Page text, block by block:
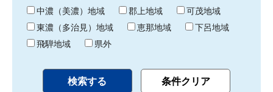
中濃（美濃）地域
郡上地域
可茂地域
東濃（多治見）地域
恵那地域
下呂地域
飛騨地域
県外